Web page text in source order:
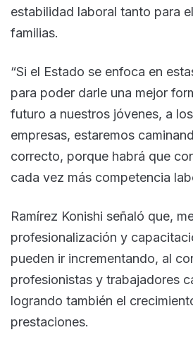
estabilidad laboral tanto para
familias.
“Si el Estado se enfoca en
para poder darle una mejor
futuro a nuestros jóvenes, a
empresas, estaremos
correcto, porque habrá que
cada vez más competencia
Ramírez Konishi señaló que,
profesionalización y
pueden ir incrementando, al
profesionistas y trabajadores
logrando también el
prestaciones.